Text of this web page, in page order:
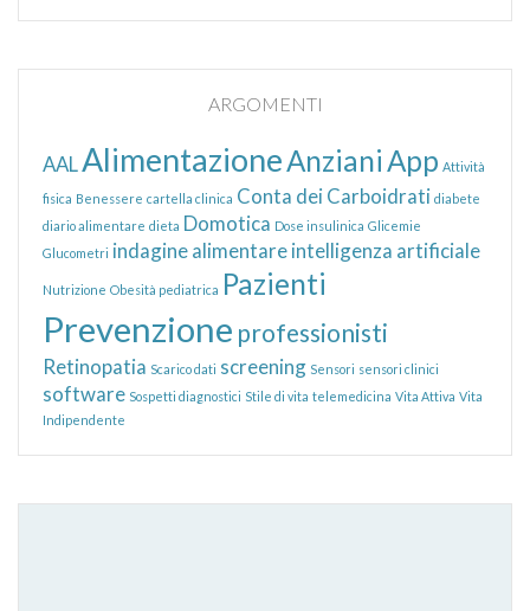
ARGOMENTI
AALAlimentazioneAnzianiApp Attività
fisica Benessere cartella clinica Conta dei Carboidrati diabete
diario alimentare dieta Domotica Dose insulinica Glicemie
Glucometri indagine alimentareintelligenza artificiale
Nutrizione Obesità pediatrica Pazienti
Prevenzione professionisti
Retinopatia Scarico dati screening Sensori sensori clinici
software Sospetti diagnostici Stile di vita telemedicina Vita Attiva Vita
Indipendente